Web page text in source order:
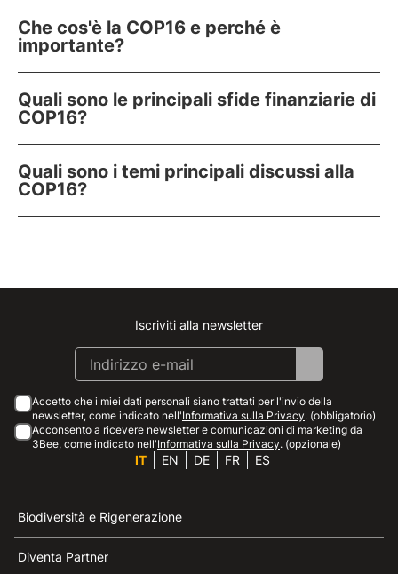
Che cos'è la COP16 e perché è
importante?
Quali sono le principali sfide finanziarie di
COP16?
Quali sono i temi principali discussi alla
COP16?
Instagram
Facebook
Linkedin
Youtube
Iscriviti alla newsletter
Accetto che i miei dati personali siano trattati per l'invio della
newsletter, come indicato nell'Informativa sulla Privacy. (obbligatorio)
Acconsento a ricevere newsletter e comunicazioni di marketing da
3Bee, come indicato nell'Informativa sulla Privacy. (opzionale)
IT EN DE FR ES
Biodiversità e Rigenerazione
Diventa Partner